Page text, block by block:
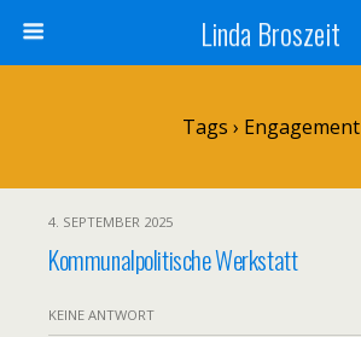
Linda Broszeit
Tags › Engagement
4. SEPTEMBER 2025
Kommunalpolitische Werkstatt
KEINE ANTWORT